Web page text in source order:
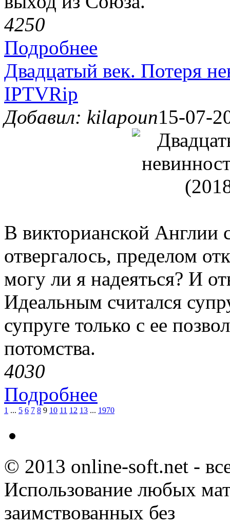
4250
Подробнее
Двадцатый век. Потеря
IPTVRip
Добавил: kilapoun15-07-
В викторианской Англии
отвергалось, пределом
могу ли я надеяться? И
Идеальным считался
супруге только с ее
потомства.
4030
Подробнее
1 ... 5 6 7 8 9 10 11 12 13 ... 1970
© 2013 online-soft.net -
Использование любых
заимствованных без